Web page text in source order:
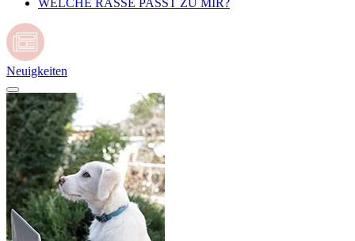
WELCHE RASSE PASST ZU MIR?
Neuigkeiten